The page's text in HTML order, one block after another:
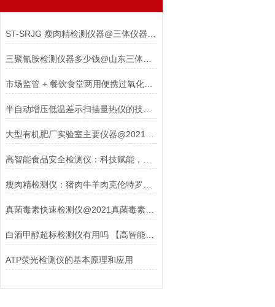
三聚氰胺检测仪器多少钱@山东三体仪器厂家品牌报价
市场监管 + 餐饮食堂两用便携过氧化值检测仪，ST-SYP 流动快检一体机推荐
半自动增压低温差示扫描量热仪的技术突破与应用价值
真菌毒素快速检测仪@2021真菌毒素残留检测
白酒甲醇超标检测仪有用吗 【高智能】白酒甲醇超标检测仪有用吗
ATP荧光检测仪的基本原理和应用